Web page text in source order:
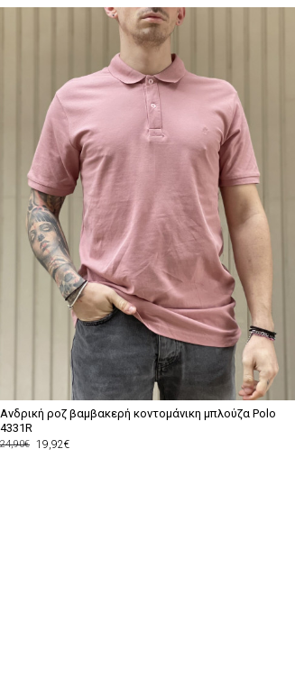
Ανδρική ροζ βαμβακερή κοντομάνικη μπλούζα Polo
4331R
19,92€
24,90€